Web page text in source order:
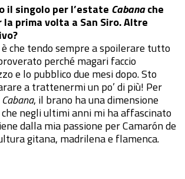
il singolo per l’estate Cabanache
prima volta a San Siro. Altre
che tendo sempre a spoilerare tutto
perché magari faccio
e lo pubblico due mesi dopo. Sto
a trattenermi un po’ di più! Per
Cabana, il brano ha una dimensione
negli ultimi anni mi ha affascinato
dalla mia passione per Camarón de
gitana, madrilena e flamenca.